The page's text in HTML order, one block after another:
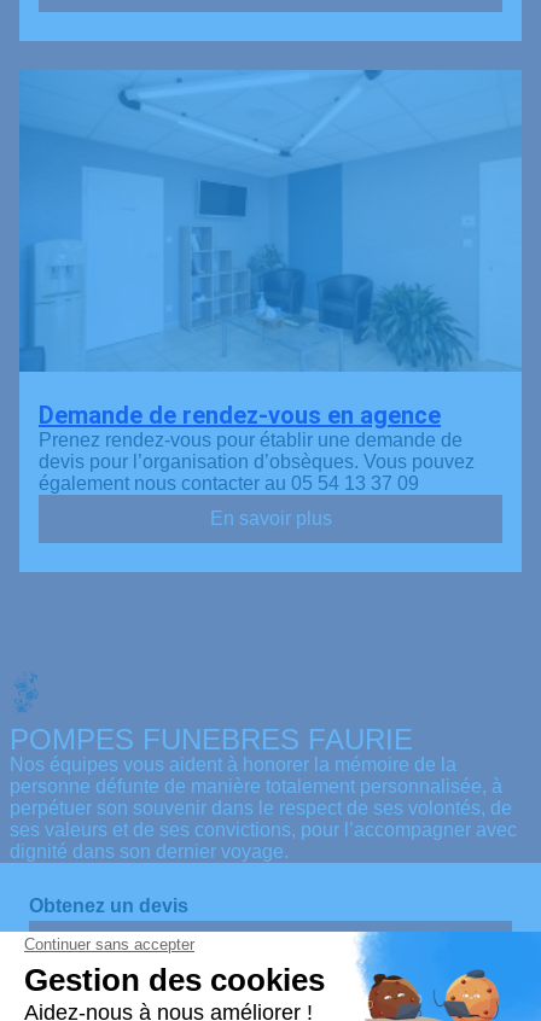
Demande de rendez-vous en agence
Prenez rendez-vous pour établir une demande de
devis pour l’organisation d’obsèques. Vous pouvez
également nous contacter au 05 54 13 37 09
En savoir plus
POMPES FUNEBRES FAURIE
Nos équipes vous aident à honorer la mémoire de la
personne défunte de manière totalement personnalisée, à
perpétuer son souvenir dans le respect de ses volontés, de
ses valeurs et de ses convictions, pour l’accompagner avec
dignité dans son dernier voyage.
Obtenez un devis
Devis prévoyance